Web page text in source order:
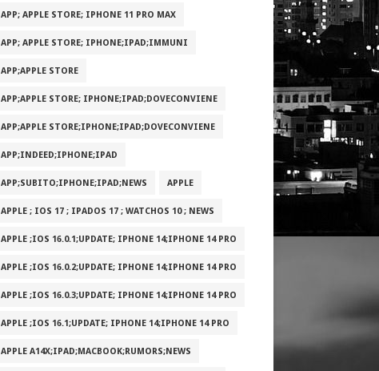
APP; APPLE STORE; IPHONE 11 PRO MAX
APP; APPLE STORE; IPHONE;IPAD;IMMUNI
APP;APPLE STORE
APP;APPLE STORE; IPHONE;IPAD;DOVECONVIENE
APP;APPLE STORE;IPHONE;IPAD;DOVECONVIENE
APP;INDEED;IPHONE;IPAD
APP;SUBITO;IPHONE;IPAD;NEWS APPLE
APPLE ; IOS 17 ; IPADOS 17 ; WATCHOS 10 ; NEWS
APPLE ;IOS 16.0.1;UPDATE; IPHONE 14;IPHONE 14 PRO
APPLE ;IOS 16.0.2;UPDATE; IPHONE 14;IPHONE 14 PRO
APPLE ;IOS 16.0.3;UPDATE; IPHONE 14;IPHONE 14 PRO
APPLE ;IOS 16.1;UPDATE; IPHONE 14;IPHONE 14 PRO
APPLE A14X;IPAD;MACBOOK;RUMORS;NEWS